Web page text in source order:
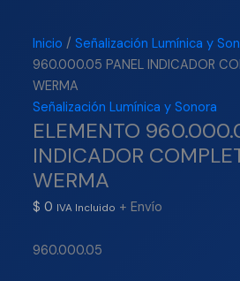
Inicio /Señalización Lumínica y
960.000.05 PANEL INDICADOR
WERMA
Señalización Lumínica y Sonora
ELEMENTO
INDICADOR
WERMA
$ 0 IVA Incluido + Envío
960.000.05